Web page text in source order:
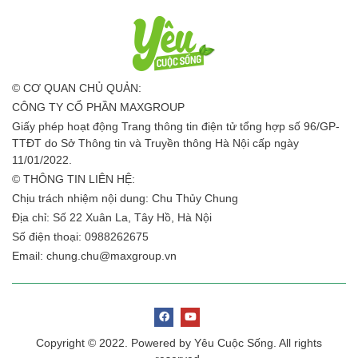
© CƠ QUAN CHỦ QUẢN:
CÔNG TY CỔ PHẦN MAXGROUP
Giấy phép hoạt động Trang thông tin điện tử tổng hợp số 96/GP-
TTĐT do Sở Thông tin và Truyền thông Hà Nội cấp ngày
11/01/2022.
© THÔNG TIN LIÊN HỆ:
Chịu trách nhiệm nội dung: Chu Thủy Chung
Địa chỉ: Số 22 Xuân La, Tây Hồ, Hà Nội
Số điện thoại: 0988262675
Email: chung.chu@maxgroup.vn
Copyright © 2022. Powered by Yêu Cuộc Sống. All rights